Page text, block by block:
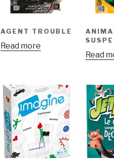
AGENT TROUBLE
Read more
Read